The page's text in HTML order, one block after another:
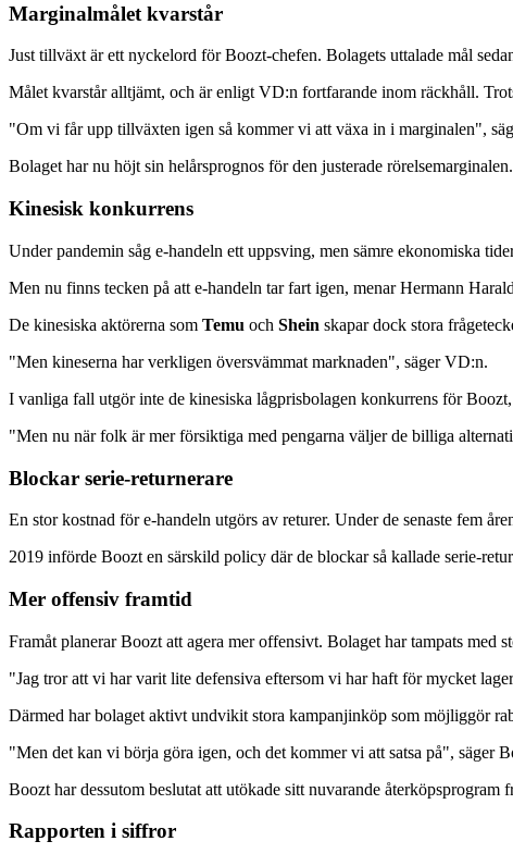
Marginalmålet kvarstår
Just tillväxt är ett nyckelord för Boozt-chefen. Bolagets uttalade mål
Målet kvarstår alltjämt, och är enligt VD:n fortfarande inom räckhåll.
"Om vi får upp tillväxten igen så kommer vi att växa in i marginalen",
Bolaget har nu höjt sin helårsprognos för den justerade
Kinesisk konkurrens
Under pandemin såg e-handeln ett uppsving, men sämre ekonomiska
Men nu finns tecken på att e-handeln tar fart igen, menar Hermann
De kinesiska aktörerna som Temu och Shein skapar dock stora
"Men kineserna har verkligen översvämmat marknaden", säger VD:n.
I vanliga fall utgör inte de kinesiska lågprisbolagen konkurrens för
"Men nu när folk är mer försiktiga med pengarna väljer de billiga
Blockar serie-returnerare
En stor kostnad för e-handeln utgörs av returer. Under de senaste fem
2019 införde Boozt en särskild policy där de blockar så kallade serie-
Mer offensiv framtid
Framåt planerar Boozt att agera mer offensivt. Bolaget har tampats med
"Jag tror att vi har varit lite defensiva eftersom vi har haft för mycket
Därmed har bolaget aktivt undvikit stora kampanjinköp som möjliggör
"Men det kan vi börja göra igen, och det kommer vi att satsa på", säger
Boozt har dessutom beslutat att utökade sitt nuvarande
Rapporten i siffror